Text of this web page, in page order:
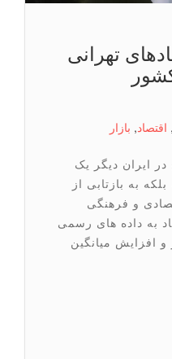
بازار
دیگر یک
از
های رسمی
میانگین